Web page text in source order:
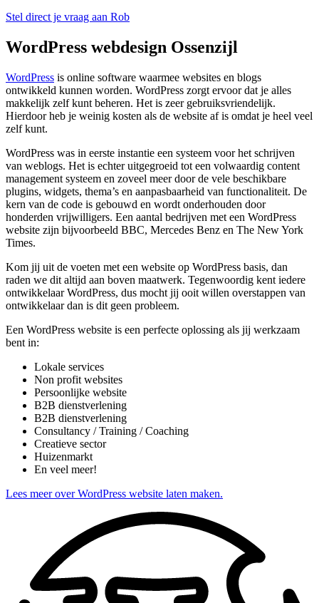
Stel direct je vraag aan Rob
WordPress webdesign Ossenzijl
WordPress is online software waarmee websites en blogs
ontwikkeld kunnen worden. WordPress zorgt ervoor dat je alles
makkelijk zelf kunt beheren. Het is zeer gebruiksvriendelijk.
Hierdoor heb je weinig kosten als de website af is omdat je heel veel
zelf kunt.
WordPress was in eerste instantie een systeem voor het schrijven
van weblogs. Het is echter uitgegroeid tot een volwaardig content
management systeem en zoveel meer door de vele beschikbare
plugins, widgets, thema’s en aanpasbaarheid van functionaliteit. De
kern van de code is gebouwd en wordt onderhouden door
honderden vrijwilligers. Een aantal bedrijven met een WordPress
website zijn bijvoorbeeld BBC, Mercedes Benz en The New York
Times.
Kom jij uit de voeten met een website op WordPress basis, dan
raden we dit altijd aan boven maatwerk. Tegenwoordig kent iedere
ontwikkelaar WordPress, dus mocht jij ooit willen overstappen van
ontwikkelaar dan is dit geen probleem.
Een WordPress website is een perfecte oplossing als jij werkzaam
bent in:
Lokale services
Non profit websites
Persoonlijke website
B2B dienstverlening
B2B dienstverlening
Consultancy / Training / Coaching
Creatieve sector
Huizenmarkt
En veel meer!
Lees meer over WordPress website laten maken.